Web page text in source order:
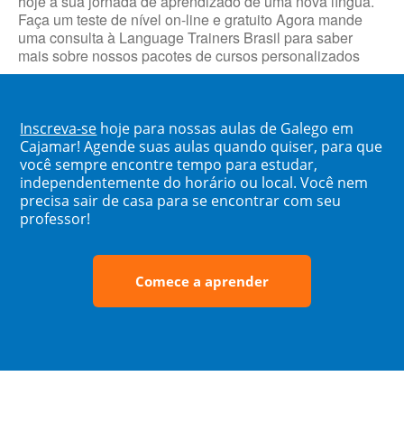
Faça um teste de nível on-line e gratuito Agora mande
uma consulta à Language Trainers Brasil para saber
mais sobre nossos pacotes de cursos personalizados
Inscreva-se hoje para nossas aulas de Galego em
Cajamar! Agende suas aulas quando quiser, para que
você sempre encontre tempo para estudar,
independentemente do horário ou local. Você nem
precisa sair de casa para se encontrar com seu
professor!
Comece a aprender